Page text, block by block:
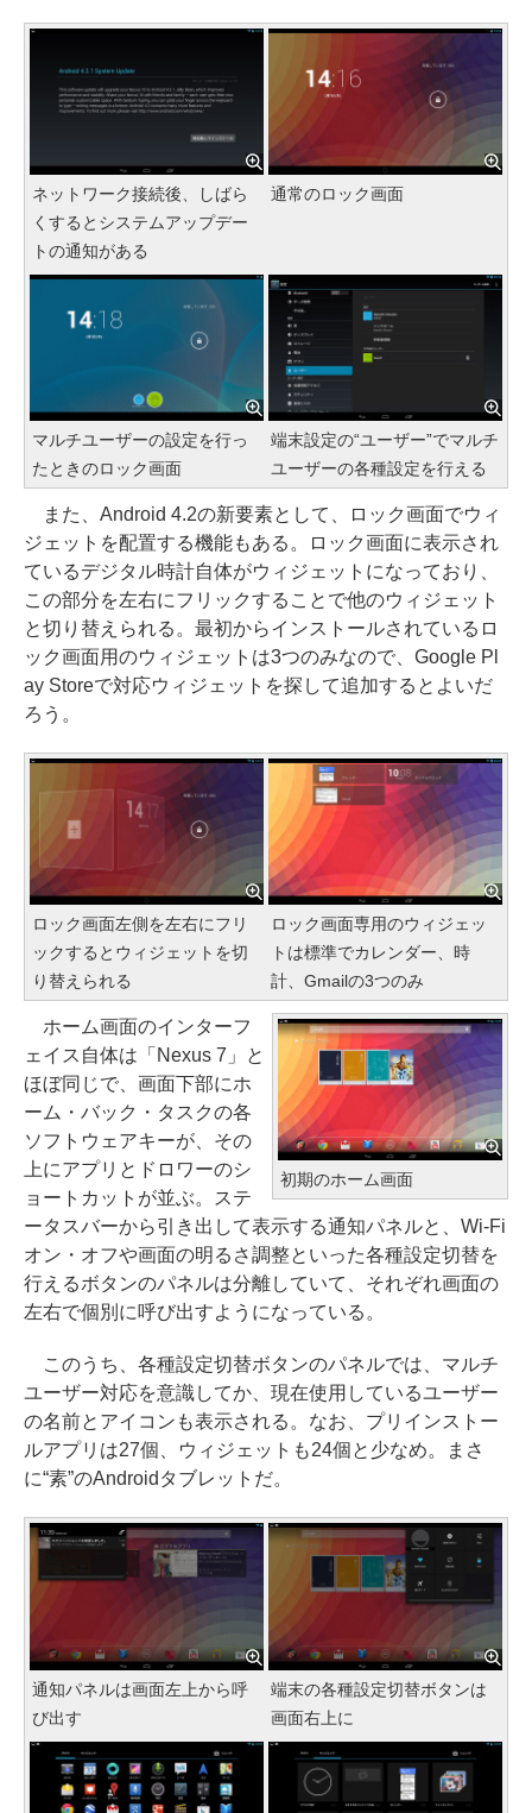
ネットワーク接続後、しばら
くするとシステムアップデー
トの通知がある
通常のロック画面
マルチユーザーの設定を行っ
たときのロック画面
端末設定の“ユーザー”でマルチ
ユーザーの各種設定を行える
また、Android 4.2の新要素として、ロック画面でウィ
ジェットを配置する機能もある。ロック画面に表示され
ているデジタル時計自体がウィジェットになっており、
この部分を左右にフリックすることで他のウィジェット
と切り替えられる。最初からインストールされているロ
ック画面用のウィジェットは3つのみなので、Google Pl
ay Storeで対応ウィジェットを探して追加するとよいだ
ろう。
ロック画面左側を左右にフリ
ックするとウィジェットを切
り替えられる
ロック画面専用のウィジェッ
トは標準でカレンダー、時
計、Gmailの3つのみ
初期のホーム画面
ホーム画面のインターフ
ェイス自体は「Nexus 7」と
ほぼ同じで、画面下部にホ
ーム・バック・タスクの各
ソフトウェアキーが、その
上にアプリとドロワーのシ
ョートカットが並ぶ。ステ
ータスバーから引き出して表示する通知パネルと、Wi-Fi
オン・オフや画面の明るさ調整といった各種設定切替を
行えるボタンのパネルは分離していて、それぞれ画面の
左右で個別に呼び出すようになっている。
このうち、各種設定切替ボタンのパネルでは、マルチ
ユーザー対応を意識してか、現在使用しているユーザー
の名前とアイコンも表示される。なお、プリインストー
ルアプリは27個、ウィジェットも24個と少なめ。まさ
に“素”のAndroidタブレットだ。
通知パネルは画面左上から呼
び出す
端末の各種設定切替ボタンは
画面右上に